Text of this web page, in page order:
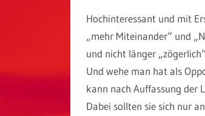
Hochinteressant und mit
„mehr Miteinander“ und
und nicht länger
Und wehe man hat als
kann nach Auffassung der
Dabei sollten sie sich nur